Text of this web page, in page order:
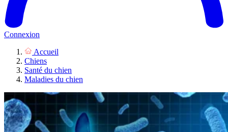
Connexion
Accueil
Chiens
Santé du chien
Maladies du chien